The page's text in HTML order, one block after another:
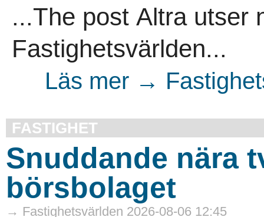
...The post Altra utser
Fastighetsvärlden...
Läs mer →
FASTIGHET
Snuddande nära
börsbolaget
→ Fastighetsvärlden 2026-08-06 12:45